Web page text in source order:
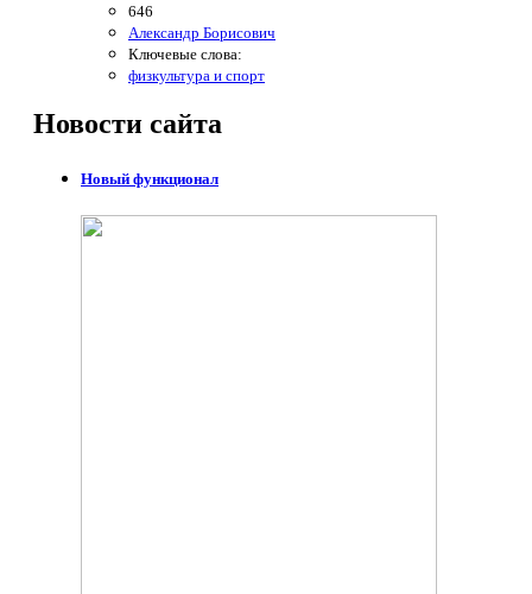
646
Александр Борисович
Ключевые слова:
физкультура и спорт
Новости сайта
Новый функционал